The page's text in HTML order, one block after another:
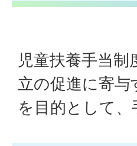
児童扶養手当
立の促進に寄
を目的として